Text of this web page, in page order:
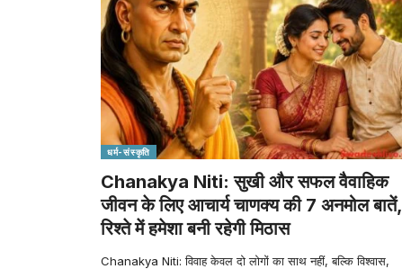
धर्म-संस्कृति
Chanakya Niti: सुखी और सफल वैवाहिक
जीवन के लिए आचार्य चाणक्य की 7 अनमोल बातें,
रिश्ते में हमेशा बनी रहेगी मिठास
Chanakya Niti: विवाह केवल दो लोगों का साथ नहीं, बल्कि विश्वास,